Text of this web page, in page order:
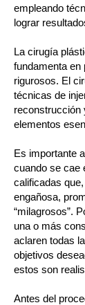
empleando
lograr
La cirugía
fundamenta en
rigurosos. El
técnicas de
reconstrucción
elementos
Es importante
cuando se cae
calificadas
engañosa,
“milagrosos”.
una o más
aclaren todas
objetivos
estos son
Antes del